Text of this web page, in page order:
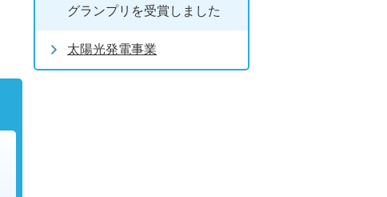
グランプリを受賞しました
太陽光発電事業